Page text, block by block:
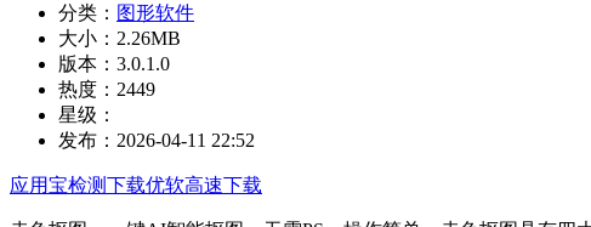
分类： 图形软件
大小： 2.26MB
版本： 3.0.1.0
热度： 2449
星级：
发布： 2026-04-11 22:52
应用宝检测下载优软高速下载